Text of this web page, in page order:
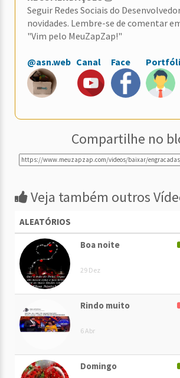
Seguir Redes Sociais do
novidades. Lembre-se de comentar
"Vim pelo MeuZapZap!"
@asn.web Canal Face
Compartilhe no
Veja também outros
ALEATÓRIOS
Boa noite
29 Dez
Rindo muito
6 Abr
Domingo